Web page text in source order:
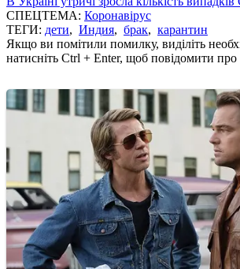
СПЕЦТЕМА: Коронавірус
ТЕГИ: дети, Индия, брак, карантин
Якщо ви помітили помилку, виділіть
натисніть Ctrl + Enter, щоб повідомити про